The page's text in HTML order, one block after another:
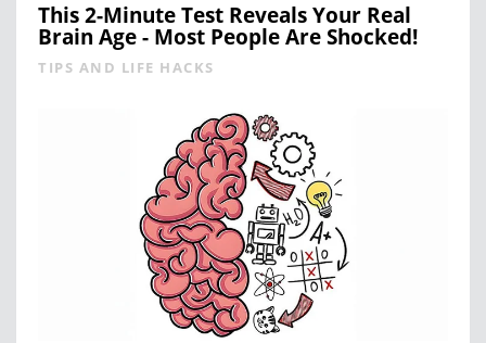
This 2-Minute Test Reveals Your Real
Brain Age - Most People Are Shocked!
TIPS AND LIFE HACKS